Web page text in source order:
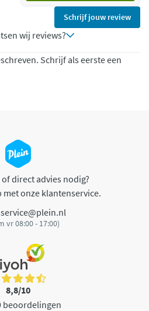
Schrijf jouw review
wij reviews?
Schrijf als eerste een
direct advies nodig?
met onze klantenservice.
vr 08:00 - 17:00)
8,8/10
beoordelingen